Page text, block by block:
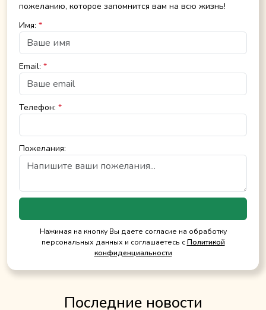
пожеланию, которое запомнится вам на всю жизнь!
Имя: *
Email: *
Телефон: *
Пожелания:
Нажимая на кнопку Вы даете согласие на обработку
персональных данных и соглашаетесь сПолитикой
конфиденциальности
Последние новости